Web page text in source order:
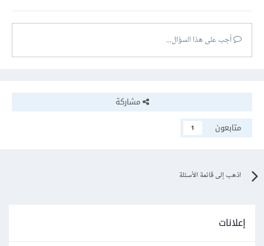
أجب على هذا السؤال...
مشاركة
متابعون
1
اذهب إلى قائمة الأسئلة
إعلانات